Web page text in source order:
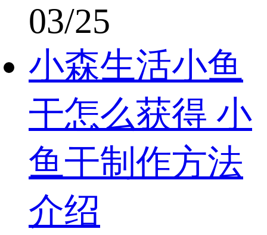
03/25
小森生活小鱼
干怎么获得 小
鱼干制作方法
介绍